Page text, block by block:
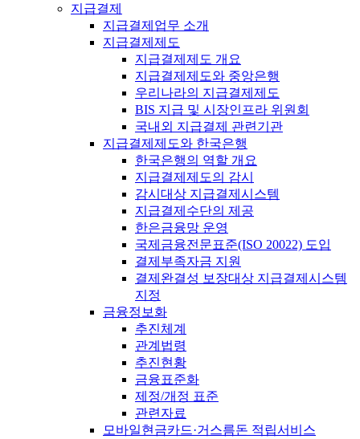
지급결제
지급결제업무 소개
지급결제제도
지급결제제도 개요
지급결제제도와 중앙은행
우리나라의 지급결제제도
BIS 지급 및 시장인프라 위원회
국내외 지급결제 관련기관
지급결제제도와 한국은행
한국은행의 역할 개요
지급결제제도의 감시
감시대상 지급결제시스템
지급결제수단의 제공
한은금융망 운영
국제금융전문표준(ISO 20022) 도입
결제부족자금 지원
결제완결성 보장대상 지급결제시스템
지정
금융정보화
추진체계
관계법령
추진현황
금융표준화
제정/개정 표준
관련자료
모바일현금카드·거스름돈 적립서비스